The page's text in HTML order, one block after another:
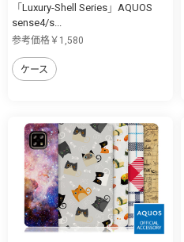
「Luxury-Shell Series」AQUOS
sense4/s...
参考価格￥1,580
ケース